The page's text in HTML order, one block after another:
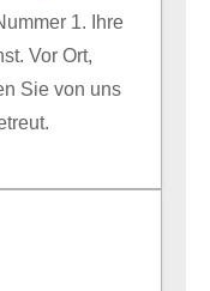
1. Ihre
Vor Ort,
Sie von uns